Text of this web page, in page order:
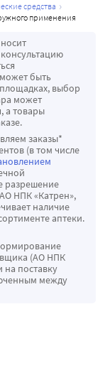
средства
применения
носит
быть
выбор
может
а товары
заказы*
(в том числе
разрешение
НПК «Катрен»,
наличие
аптеки.
(АО НПК
на поставку
между